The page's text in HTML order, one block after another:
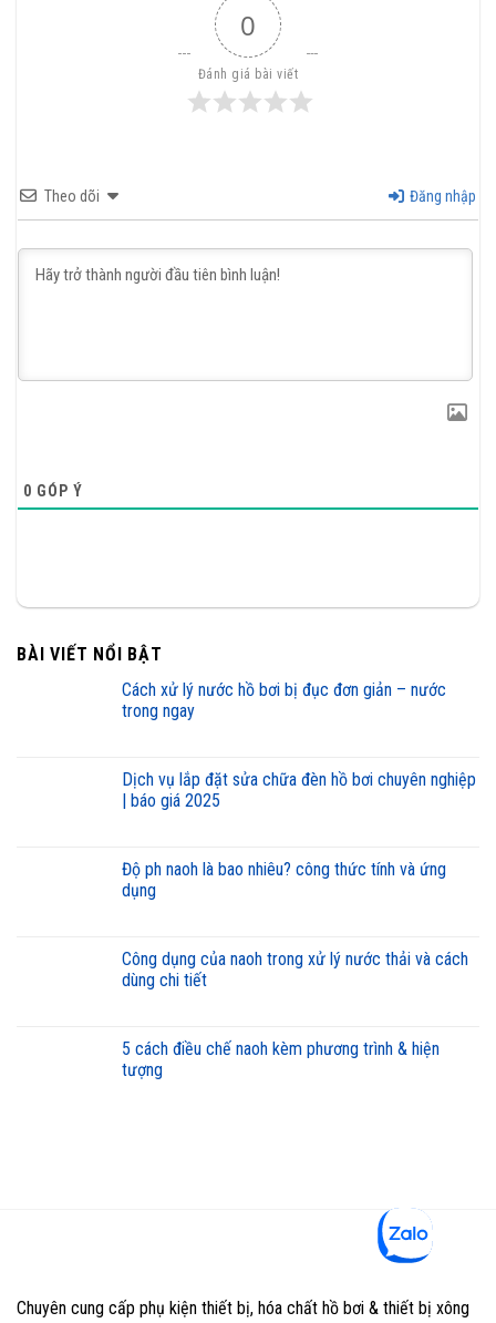
0
Đánh giá bài viết
Theo dõi Đăng nhập
0 GÓP Ý
BÀI VIẾT NỔI BẬT
cách xử lý nước hồ bơi bị đục đơn giản – nước
trong ngay
dịch vụ lắp đặt sửa chữa đèn hồ bơi chuyên nghiệp
| báo giá 2025
độ ph naoh là bao nhiêu? công thức tính và ứng
dụng
công dụng của naoh trong xử lý nước thải và cách
dùng chi tiết
5 cách điều chế naoh kèm phương trình & hiện
tượng
Chuyên cung cấp phụ kiện thiết bị, hóa chất hồ bơi & thiết bị xông